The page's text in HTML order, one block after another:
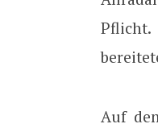
Pflicht.
Auf